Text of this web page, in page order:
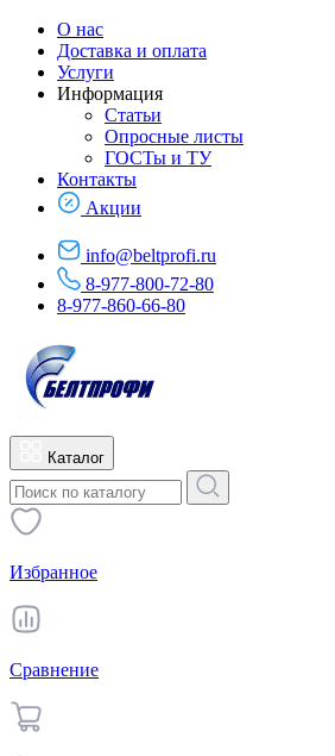
О нас
Доставка и оплата
Услуги
Информация
Статьи
Опросные листы
ГОСТы и ТУ
Контакты
Акции
info@beltprofi.ru
8-977-800-72-80
8-977-860-66-80
Каталог
Избранное
Сравнение